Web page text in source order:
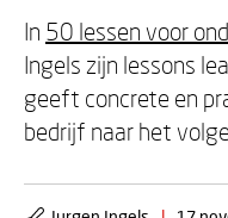
In 50 lessen voor
Ingels zijn lessons
geeft concrete en
bedrijf naar het